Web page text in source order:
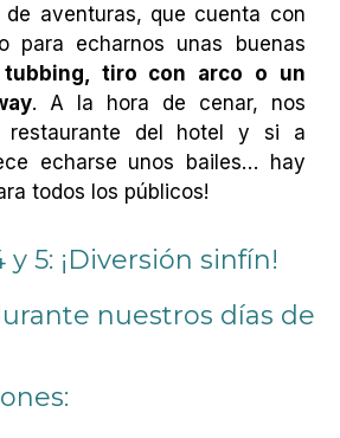
de aventuras, que cuenta con
para echarnos unas buenas
tubbing, tiro con arco o un
. A la hora de cenar, nos
restaurante del hotel y si a
echarse unos bailes… hay
todos los públicos!
y 5: ¡Diversión sinfín!
nuestros días de